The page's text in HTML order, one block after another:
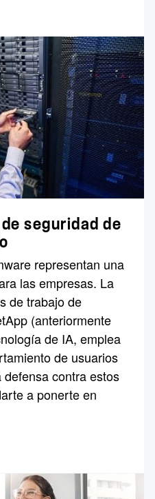
seguridad de
representan una
las empresas. La
de trabajo de
(anteriormente
de IA, emplea
de usuarios
contra estos
a ponerte en